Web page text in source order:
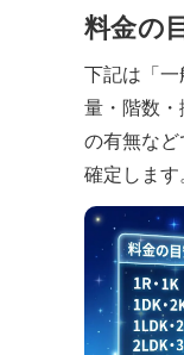
料金の
下記は「
量・階数・
の有無な
確定します